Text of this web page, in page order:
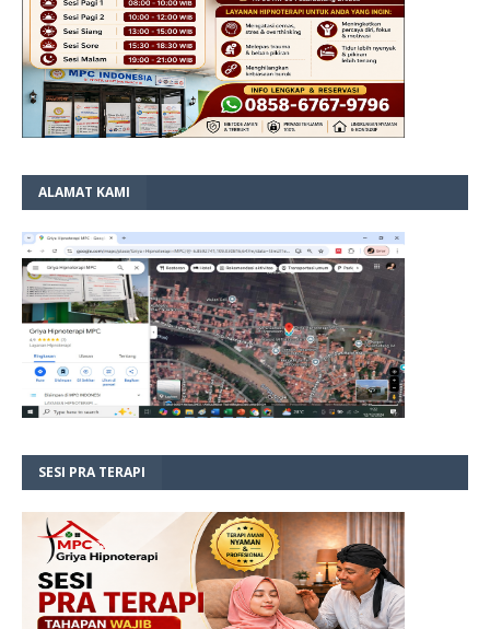
ALAMAT KAMI
SESI PRA TERAPI